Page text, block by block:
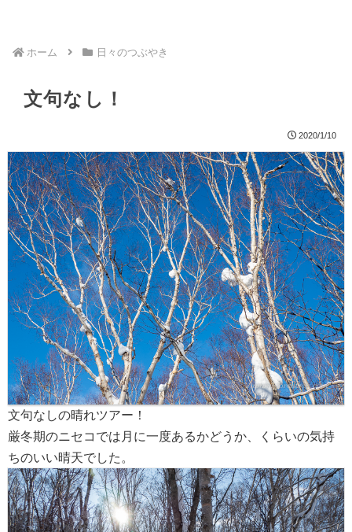
ホーム 日々のつぶやき
文句なし！
2020/1/10
文句なしの晴れツアー！
厳冬期のニセコでは月に一度あるかどうか、くらいの気持
ちのいい晴天でした。